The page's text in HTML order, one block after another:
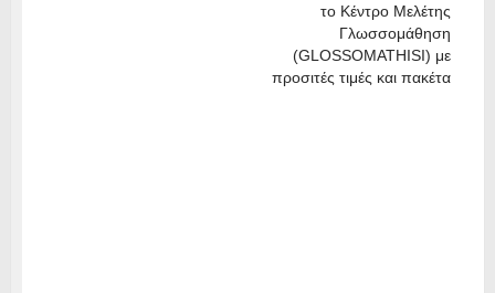
το Κέντρο Μελέτης
Γλωσσομάθηση
(GLOSSOMATHISI) με
προσιτές τιμές και πακέτα